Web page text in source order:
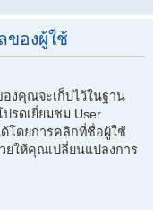
ของผู้ใช้
งคุณจะเก็บไว้ในฐาน
รดเยี่ยมชม User
โดยการคลิกที่ชื่อผู้ใช้
ให้คุณเปลี่ยนแปลงการ